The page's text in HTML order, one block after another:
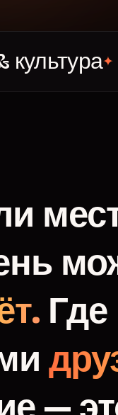
✦
Где